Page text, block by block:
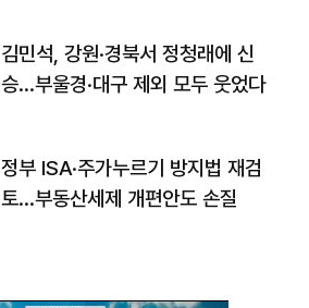
김민석, 강원·경북서 정청래에 신
승…부울경·대구 제외 모두 웃었다
정부 ISA·주가누르기 방지법 재검
토…부동산세제 개편안도 손질